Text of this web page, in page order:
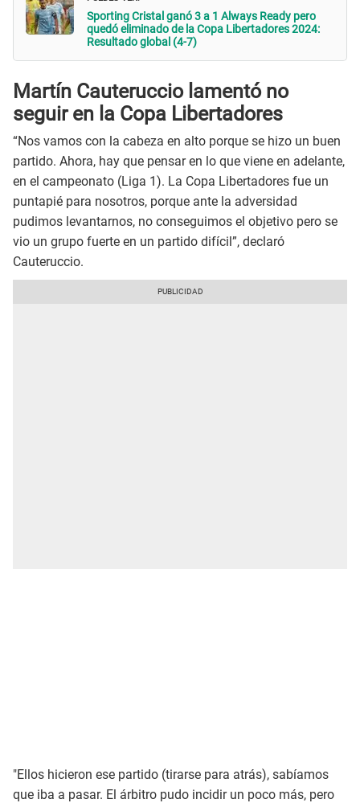
Sporting Cristal ganó 3 a 1 Always Ready pero
quedó eliminado de la Copa Libertadores 2024:
Resultado global (4-7)
Martín Cauteruccio lamentó no
seguir en la Copa Libertadores
“Nos vamos con la cabeza en alto porque se hizo un buen
partido. Ahora, hay que pensar en lo que viene en adelante,
en el campeonato (Liga 1). La Copa Libertadores fue un
puntapié para nosotros, porque ante la adversidad
pudimos levantarnos, no conseguimos el objetivo pero se
vio un grupo fuerte en un partido difícil”, declaró
Cauteruccio.
"Ellos hicieron ese partido (tirarse para atrás), sabíamos
que iba a pasar. El árbitro pudo incidir un poco más, pero